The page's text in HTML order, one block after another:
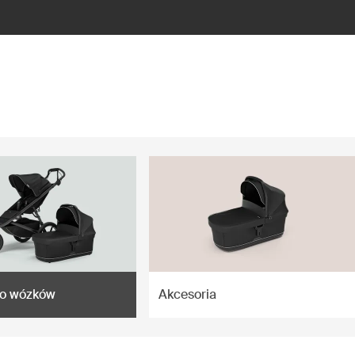
wózków Akcesoria